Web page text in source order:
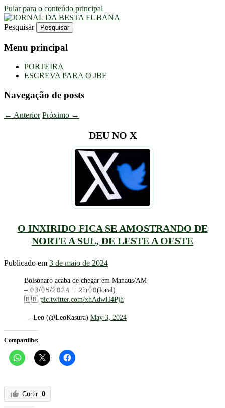
Pular para o conteúdo principal
JORNAL DA BESTA FUBANA
Uma Gazeta Escrota
Pesquisar
Menu principal
PORTEIRA
ESCREVA PARA O JBF
Navegação de posts
← Anterior Próximo →
DEU NO X
O INXIRIDO FICA SE AMOSTRANDO DE
NORTE A SUL, DE LESTE A OESTE
Publicado em 3 de maio de 2024
Bolsonaro acaba de chegar em Manaus/AM
– 𝟶𝟹/𝟶𝟻/𝟸𝟶𝟸𝟺 .𝟷𝟸𝚑𝟶𝟶(local)
🇧🇷 pic.twitter.com/xhAdwH4Pjh
— Leo (@LeoKasura) May 3, 2024
Compartilhe:
Curtir 0